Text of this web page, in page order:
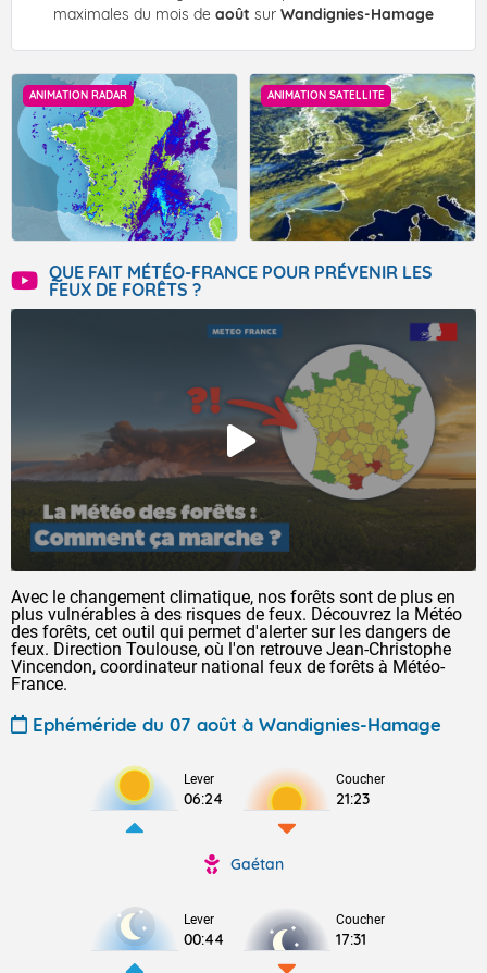
maximales du mois de août sur Wandignies-Hamage
ANIMATION RADAR ANIMATION SATELLITE
QUE FAIT MÉTÉO-FRANCE POUR PRÉVENIR LES
FEUX DE FORÊTS ?
Avec le changement climatique, nos forêts sont de plus en
plus vulnérables à des risques de feux. Découvrez la Météo
des forêts, cet outil qui permet d'alerter sur les dangers de
feux. Direction Toulouse, où l'on retrouve Jean-Christophe
Vincendon, coordinateur national feux de forêts à Météo-
France.
Ephéméride du 07 août à Wandignies-Hamage
Lever
06:24
Coucher
21:23
Gaétan
Lever
00:44
Coucher
17:31